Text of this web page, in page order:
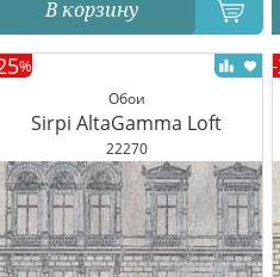
В корзину
Обои
Sirpi AltaGamma Loft
22270
% -